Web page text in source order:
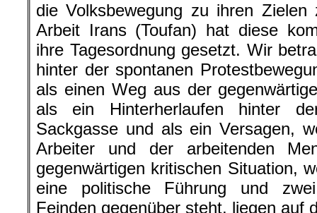
die Volksbewegung zu ihren
Arbeit Irans (Toufan) hat diese
ihre Tagesordnung gesetzt. Wir
hinter der spontanen
als einen Weg aus der
als ein Hinterherlaufen hinter
Sackgasse und als ein Versagen,
Arbeiter und der arbeitenden
gegenwärtigen kritischen Situation,
eine politische Führung und
Feinden gegenüber steht, liegen auf